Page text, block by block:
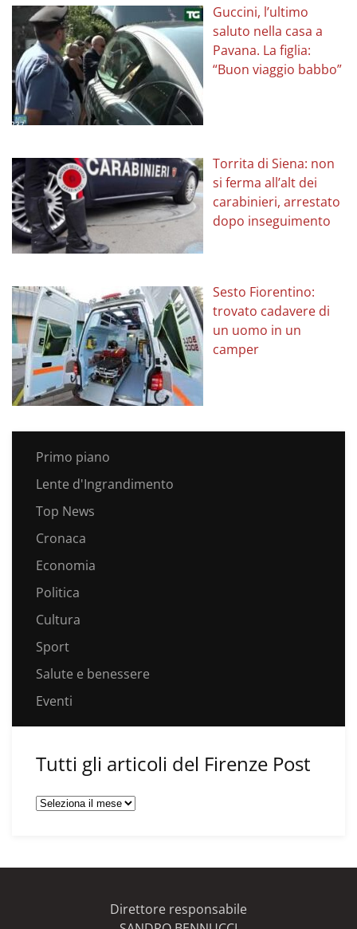
Guccini, l’ultimo
saluto nella casa a
Pavana. La figlia:
“Buon viaggio babbo”
Torrita di Siena: non
si ferma all’alt dei
carabinieri, arrestato
dopo inseguimento
Sesto Fiorentino:
trovato cadavere di
un uomo in un
camper
Primo piano
Lente d'Ingrandimento
Top News
Cronaca
Economia
Politica
Cultura
Sport
Salute e benessere
Eventi
Tutti gli articoli del Firenze Post
Tutti
Direttore responsabile